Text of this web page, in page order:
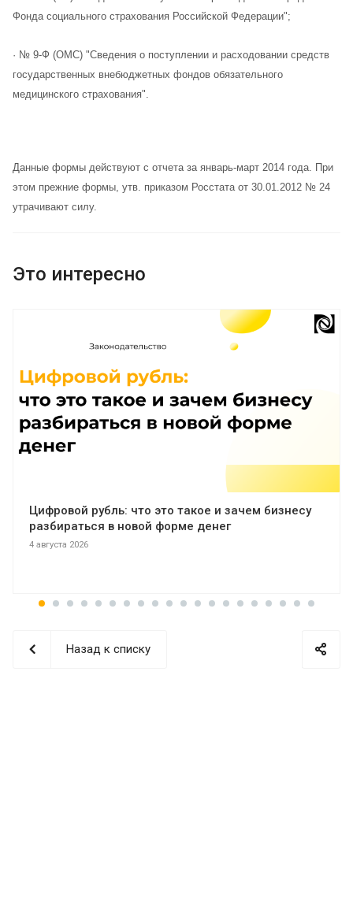
Фонда социального страхования Российской Федерации";
· № 9-Ф (ОМС) "Сведения о поступлении и расходовании средств
государственных внебюджетных фондов обязательного
медицинского страхования".
Данные формы действуют с отчета за январь-март 2014 года. При
этом прежние формы, утв. приказом Росстата от 30.01.2012 № 24
утрачивают силу.
Это интересно
Цифровой рубль: что это такое и зачем бизнесу
разбираться в новой форме денег
4 августа 2026
Назад к списку